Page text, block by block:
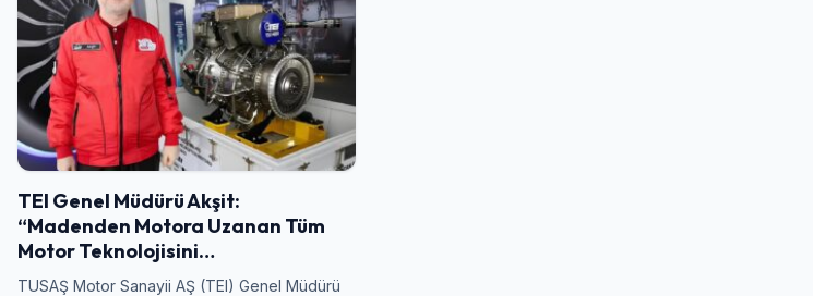
TEI Genel Müdürü Akşit:
“Madenden Motora Uzanan Tüm
Motor Teknolojisini…
TUSAŞ Motor Sanayii AŞ (TEI) Genel Müdürü